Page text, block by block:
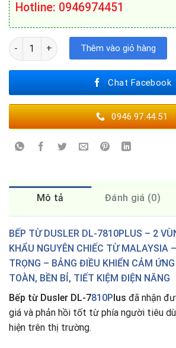
Hotline: 0946974451
BẾP TỪ DUSLER DL-7810PLUS số lượng
Thêm vào giỏ hàng
Chat Facebook
0946.97.44.51
Mô tả Đánh giá (0)
BẾP TỪ DUSLER DL-7810PLUS – 2
KHẨU NGUYÊN CHIẾC TỪ MALAYSIA
TRỌNG – BẢNG ĐIỀU KHIỂN CẢM
TOÀN, BỀN BỈ, TIẾT KIỆM ĐIỆN NĂNG
Bếp từ Dusler DL-7810P lus đã nhận
giá và phản hồi tốt từ phía người tiêu
hiện trên thị trường.